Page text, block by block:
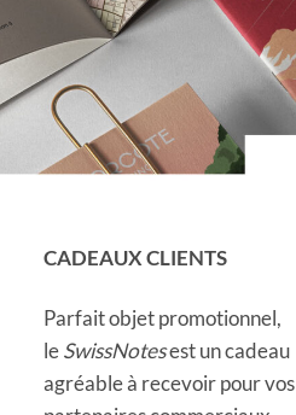
CADEAUX CLIENTS
Parfait objet promotionnel,
leSwissNotesest un cadeau
agréable à recevoir pour vos